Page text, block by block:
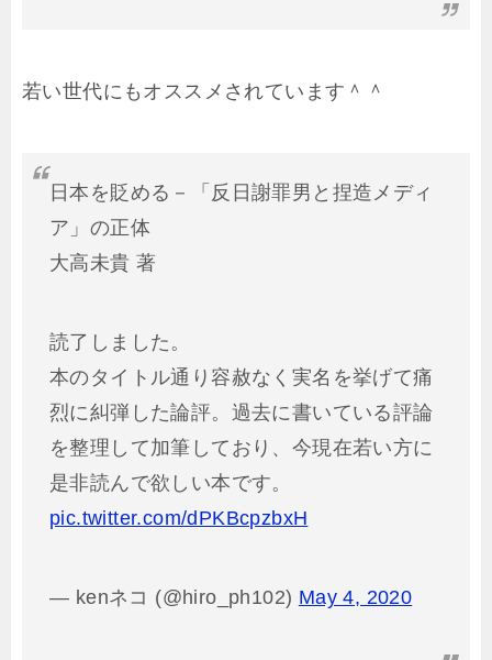
若い世代にもオススメされています＾＾
日本を貶める－「反日謝罪男と捏造メディ
ア」の正体
大高未貴 著
読了しました。
本のタイトル通り容赦なく実名を挙げて痛
烈に糾弾した論評。過去に書いている評論
を整理して加筆しており、今現在若い方に
是非読んで欲しい本です。
pic.twitter.com/dPKBcpzbxH
— kenネコ (@hiro_ph102) May 4, 2020